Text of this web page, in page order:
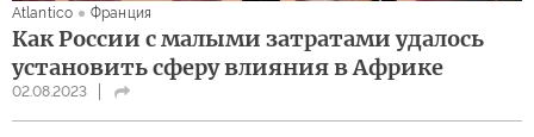
Atlantico Франция
Как России с малыми затратами удалось
установить сферу влияния в Африке
02.08.2023